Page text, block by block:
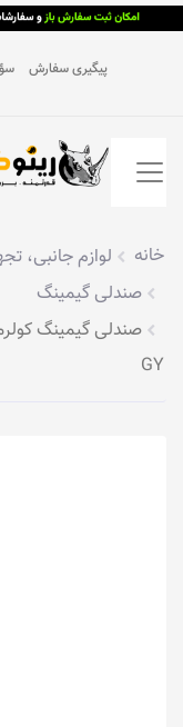
پیگیری سفارش
خانه لوازم جانبی،
صندلی گیمینگ
GY